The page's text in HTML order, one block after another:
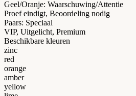
Geel/Oranje: Waarschuwing/Attentie
Proef eindigt, Beoordeling nodig
Paars: Speciaal
VIP, Uitgelicht, Premium
Beschikbare kleuren
zinc
red
orange
amber
yellow